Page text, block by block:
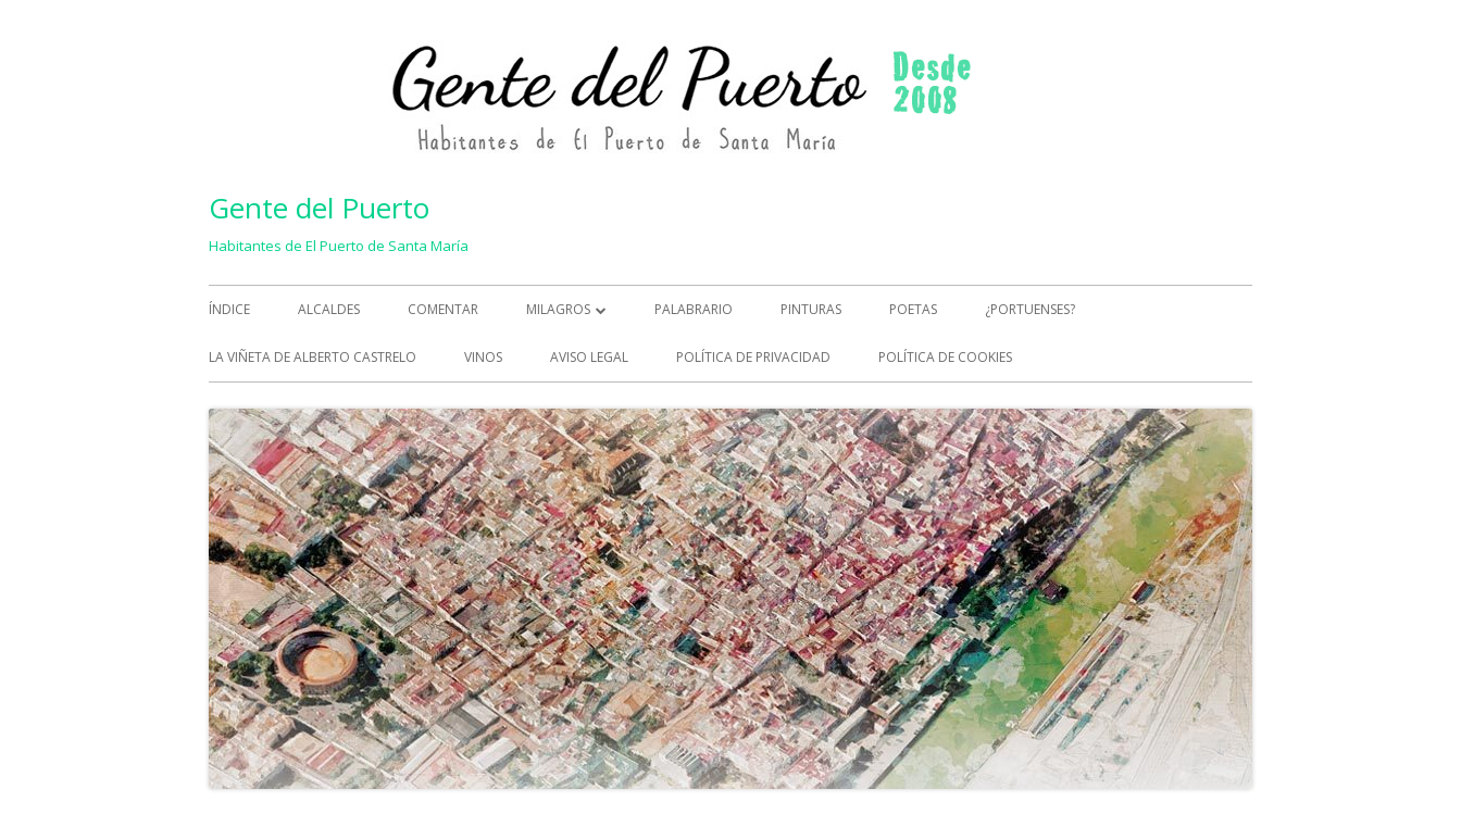
Gente del Puerto
Habitantes de El Puerto de Santa María
Menú
principal
ÍNDICE ALCALDES COMENTAR MILAGROS
MILAGROS (2)
PALABRARIO PINTURAS POETAS ¿PORTUENSES?
LA VIÑETA DE ALBERTO CASTRELO VINOS AVISO LEGAL POLÍTICA DE PRIVACIDAD POLÍTICA DE COOKIES